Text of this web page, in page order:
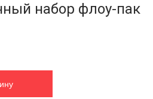
набор флоу-пак